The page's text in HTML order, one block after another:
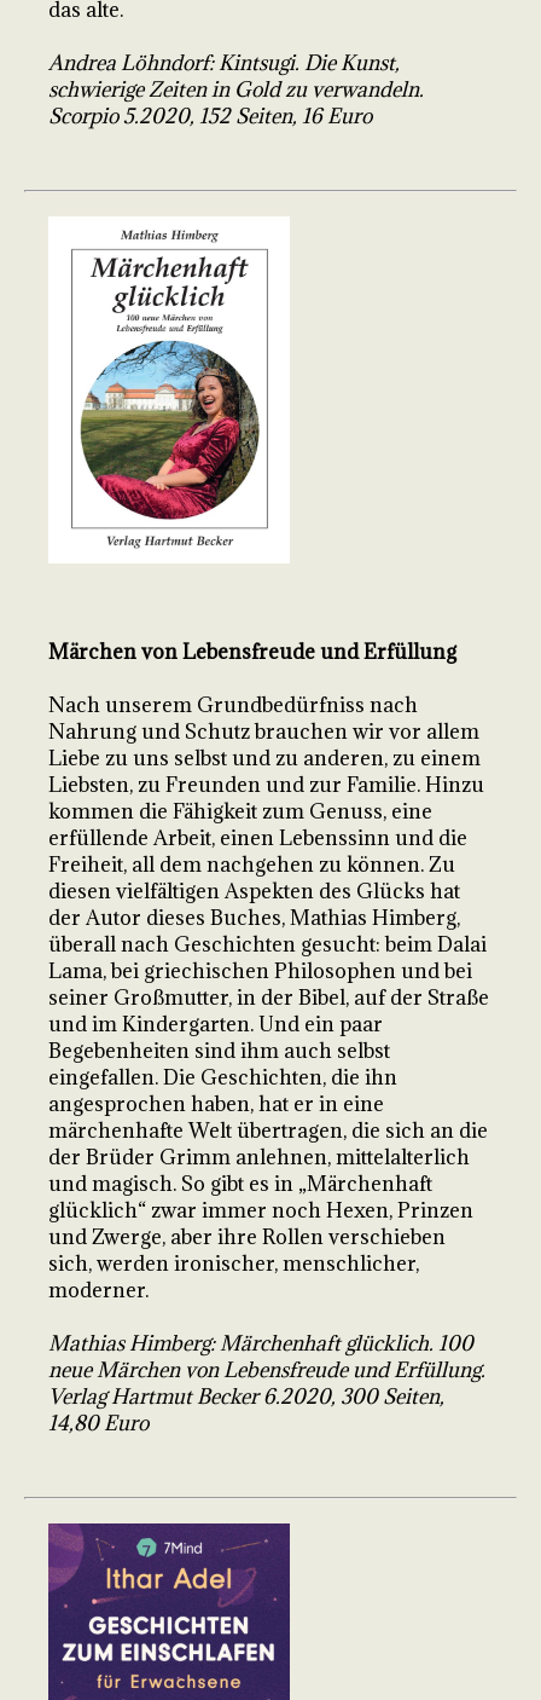
das alte.
Andrea Löhndorf: Kintsugi. Die Kunst,
schwierige Zeiten in Gold zu verwandeln.
Scorpio 5.2020, 152 Seiten, 16 Euro
Märchen von Lebensfreude und Erfüllung
Nach unserem Grundbedürfniss nach
Nahrung und Schutz brauchen wir vor allem
Liebe zu uns selbst und zu anderen, zu einem
Liebsten, zu Freunden und zur Familie. Hinzu
kommen die Fähigkeit zum Genuss, eine
erfüllende Arbeit, einen Lebenssinn und die
Freiheit, all dem nachgehen zu können. Zu
diesen vielfältigen Aspekten des Glücks hat
der Autor dieses Buches, Mathias Himberg,
überall nach Geschichten gesucht: beim Dalai
Lama, bei griechischen Philosophen und bei
seiner Großmutter, in der Bibel, auf der Straße
und im Kindergarten. Und ein paar
Begebenheiten sind ihm auch selbst
eingefallen. Die Geschichten, die ihn
angesprochen haben, hat er in eine
märchenhafte Welt übertragen, die sich an die
der Brüder Grimm anlehnen, mittelalterlich
und magisch. So gibt es in „Märchenhaft
glücklich“ zwar immer noch Hexen, Prinzen
und Zwerge, aber ihre Rollen verschieben
sich, werden ironischer, menschlicher,
moderner.
Mathias Himberg: Märchenhaft glücklich. 100
neue Märchen von Lebensfreude und Erfüllung.
Verlag Hartmut Becker 6.2020, 300 Seiten,
14,80 Euro